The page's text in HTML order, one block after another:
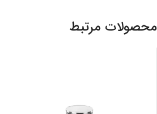
محصولات مرتبط